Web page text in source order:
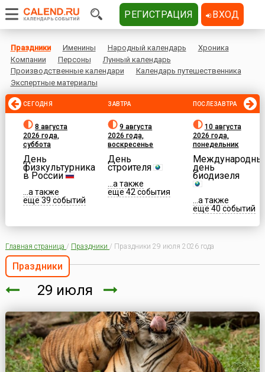
Праздники Именины Народный календарь
Хроника
Компании
Персоны
Лунный календарь
Производственные календари
Календарь путешественника
Экспертные материалы
СЕГОДНЯ
8 августа
2026 года,
суббота
День
физкультурника
в России
...а также
еще 39 событий
ЗАВТРА
9 августа
2026 года,
воскресенье
День
строителя
...а также
еще 42 события
ПОСЛЕЗАВТРА
10 августа
2026 года,
понедельник
день
биодизеля
...а также
еще 40 событий
Главная страница / Праздники / Праздники 29 июля 2026 года
Праздники
29 июля
РЕГИСТРАЦИЯ ВХОД